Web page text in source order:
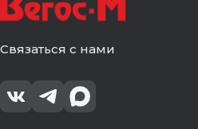
Связаться с нами